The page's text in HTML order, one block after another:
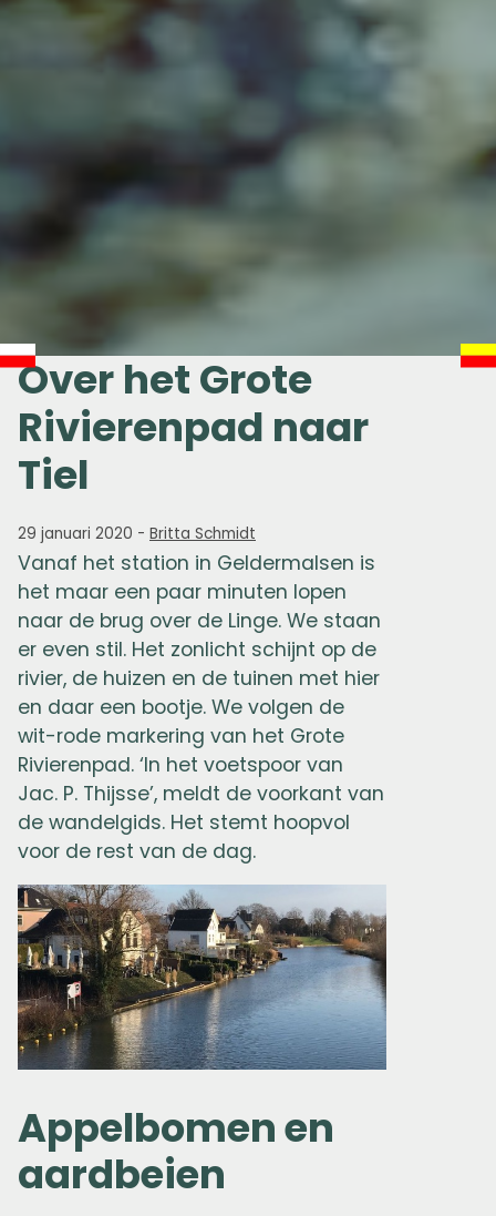
Over het Grote
Rivierenpad naar
Tiel
29 januari 2020 - Britta Schmidt
Vanaf het station in Geldermalsen is
het maar een paar minuten lopen
naar de brug over de Linge. We staan
er even stil. Het zonlicht schijnt op de
rivier, de huizen en de tuinen met hier
en daar een bootje. We volgen de
wit-rode markering van het Grote
Rivierenpad. ‘In het voetspoor van
Jac. P. Thijsse’, meldt de voorkant van
de wandelgids. Het stemt hoopvol
voor de rest van de dag.
Appelbomen en
aardbeien